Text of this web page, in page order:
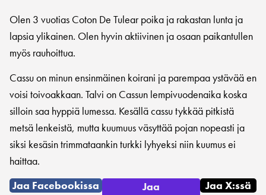
Olen 3 vuotias Coton De Tulear poika ja rakastan lunta ja
lapsia ylikainen. Olen hyvin aktiivinen ja osaan paikantullen
myös rauhoittua.
Cassu on minun ensinmäinen koirani ja parempaa ystävää en
voisi toivoakkaan. Talvi on Cassun lempivuodenaika koska
silloin saa hyppiä lumessa. Kesällä cassu tykkää pitkistä
metsä lenkeistä, mutta kuumuus väsyttää pojan nopeasti ja
siksi kesäsin trimmataankin turkki lyhyeksi niin kuumus ei
haittaa.
Jaa Facebookissa
Jaa
Jaa X:ssä